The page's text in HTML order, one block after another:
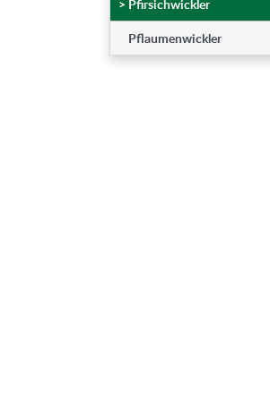
> Pfirsichwickler
Pflaumenwickler